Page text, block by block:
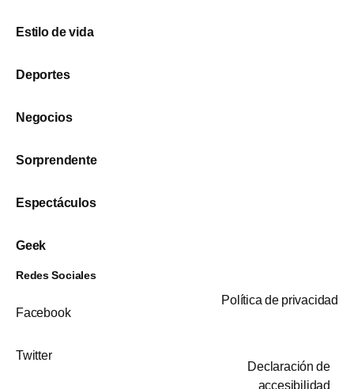
Estilo de vida
Deportes
Negocios
Sorprendente
Espectáculos
Geek
Redes Sociales
Facebook
Twitter
Política de privacidad
Declaración de
accesibilidad